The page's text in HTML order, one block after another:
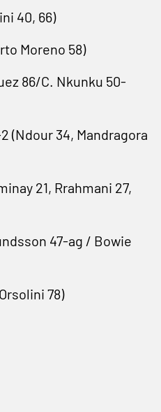
40, 66)
Moreno 58)
86/C. Nkunku 50-
34, Mandragora
21, Rrahmani 27,
47-ag / Bowie
78)